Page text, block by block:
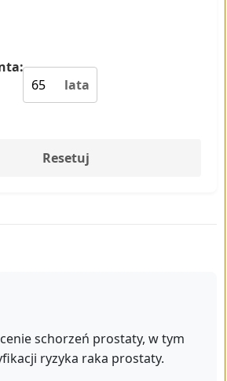
lata
Resetuj
schorzeń prostaty, w tym
ryzyka raka prostaty.